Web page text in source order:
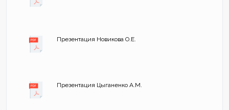
Презентация Новикова О.Е.
Презентация Цыганенко А.М.